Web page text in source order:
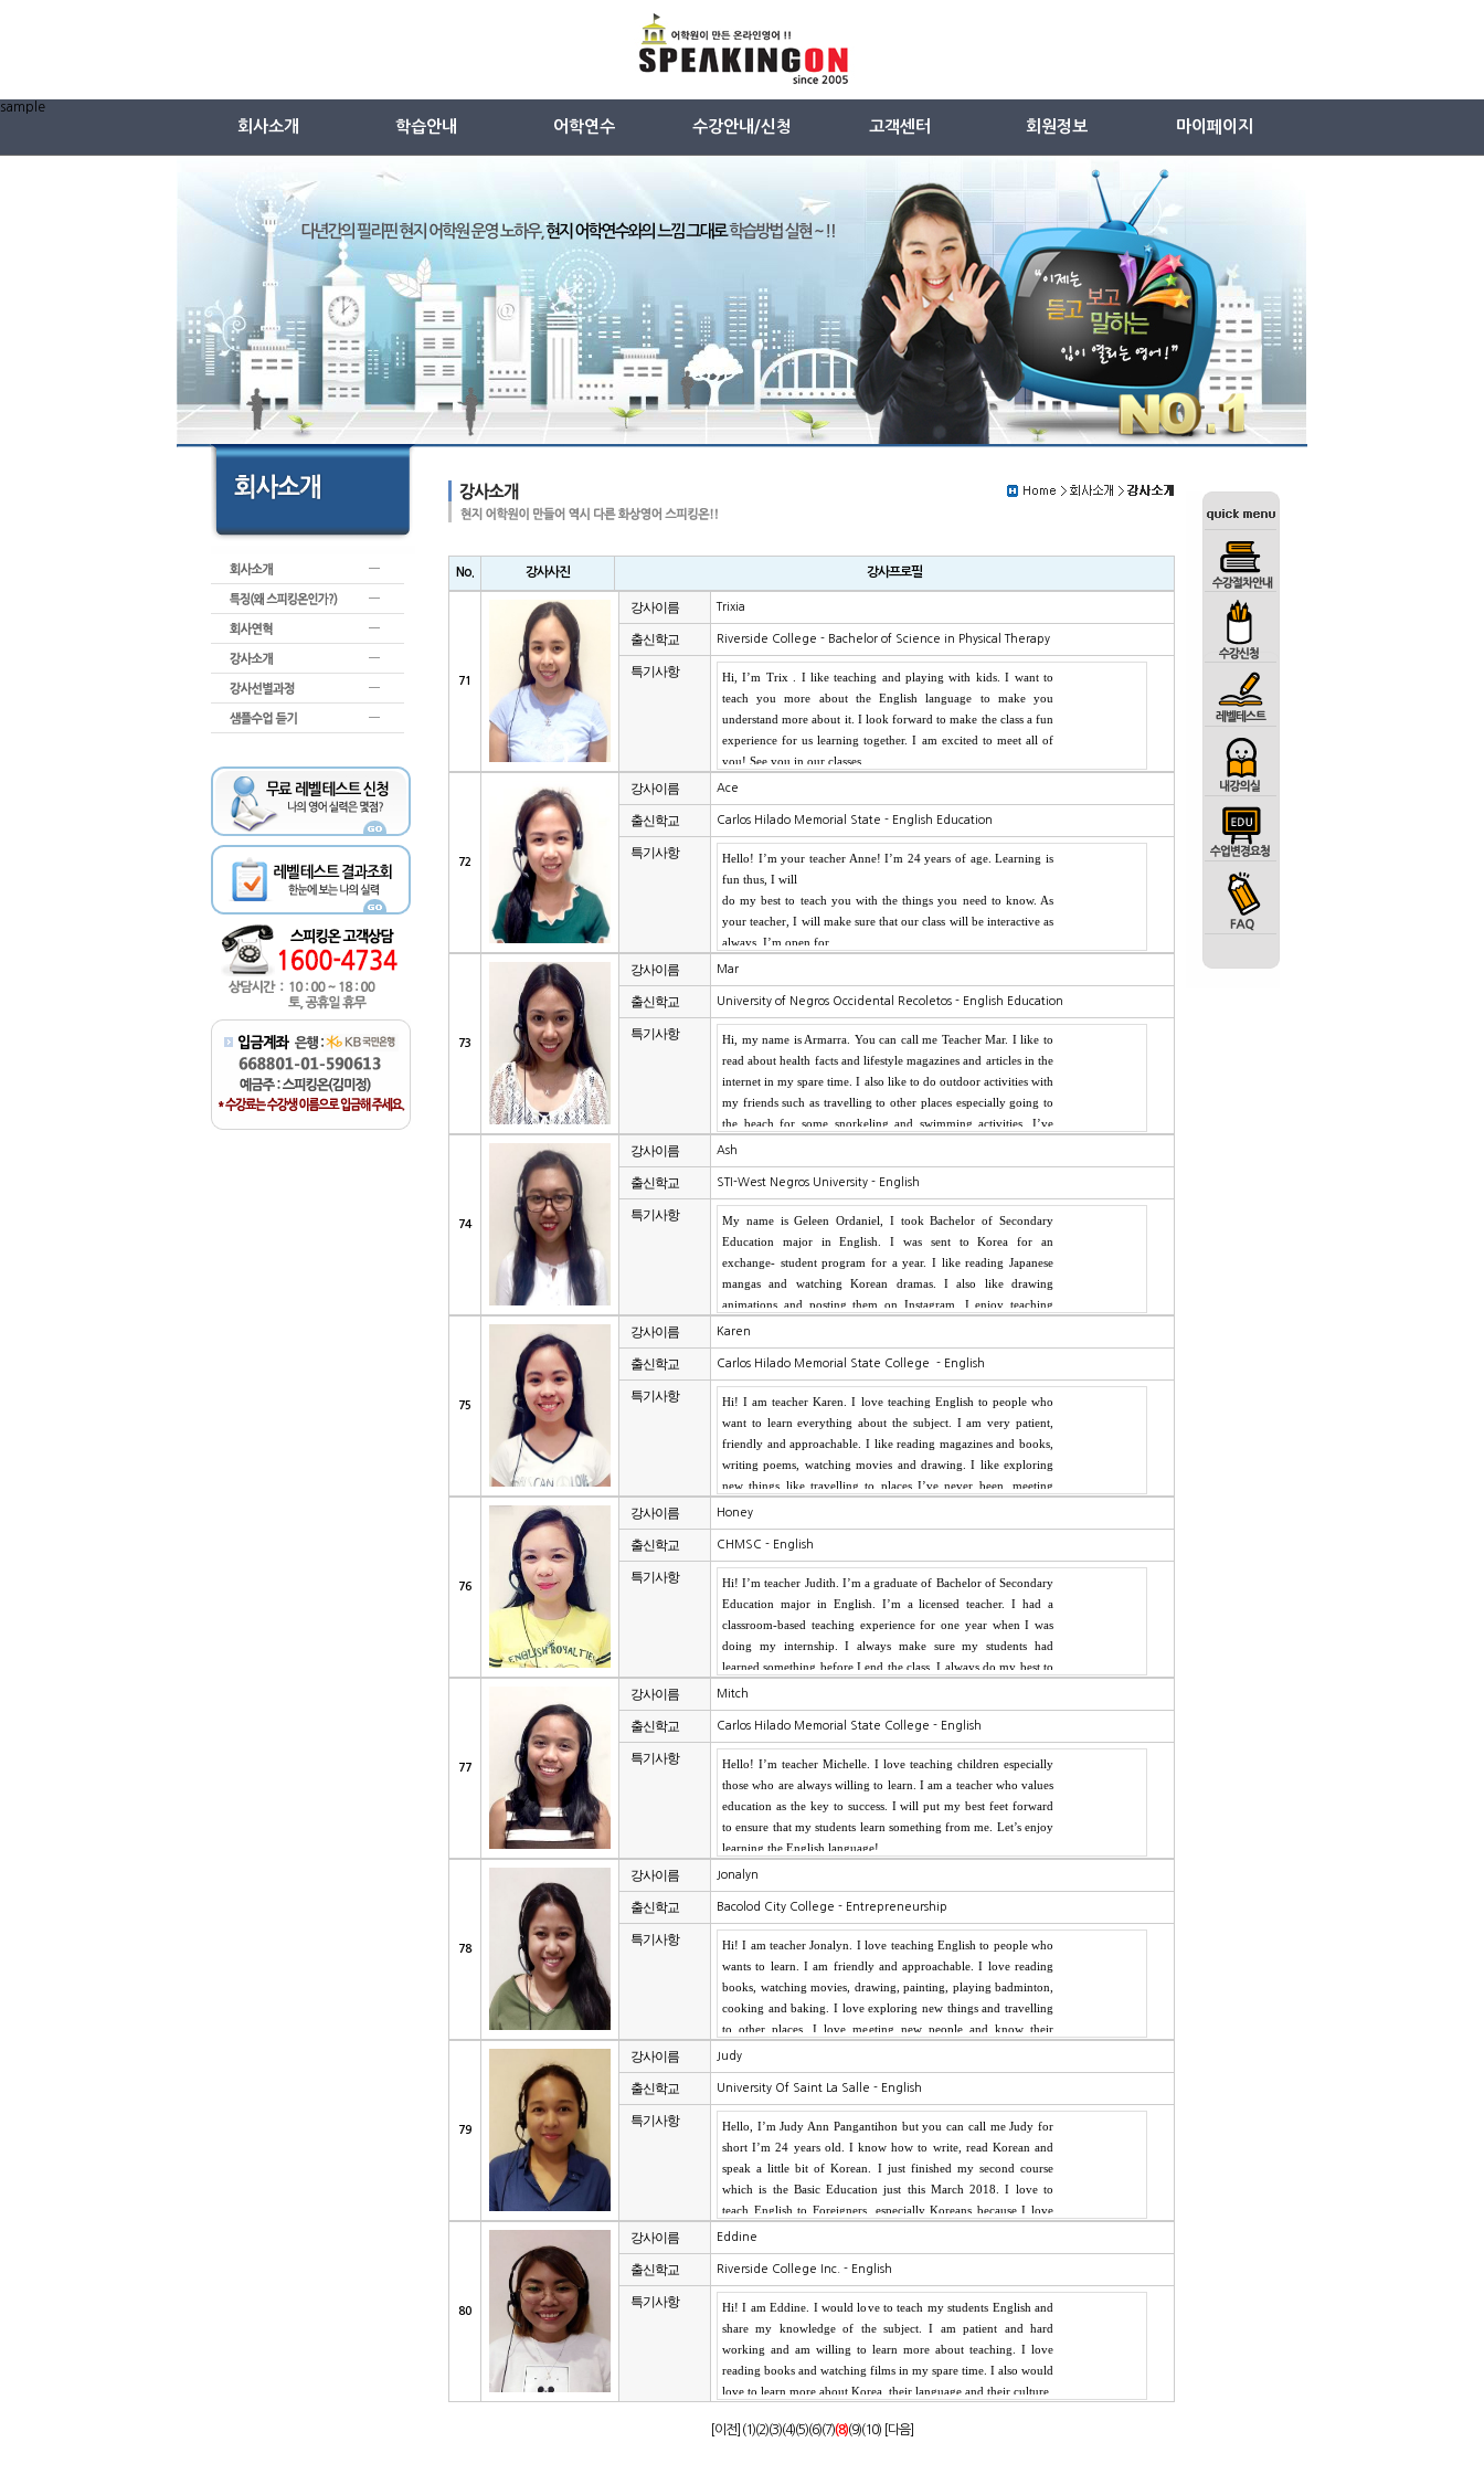
회사소개
특징(왜 스피킹온인가)
강사소개
강사선별과정
샘플수업듣기
학습안내
중국어교재
일본어교재
어학연수
TESOL
주니어캠프
어학원시설안내
수강안내/신청
무료레벨테스트
고객센터
FAQ
1 : 1 게시판(화상외국어)
1 : 1 게시판(어학연수)
프로그램 설치안내
원격지원
회원정보
회원가입
회원정보수정
아이디/비밀번호찾기
회원탈퇴
회원약관
개인정보취급방침
마이페이지
무료레벨테스트
테스트결과보기
수강신청
수강내역(수강/출석확인)
무료영작지도/영어일기
sample
No. 강사사진 강사프로필
71
강사이름 Trixia
출신학교 Riverside College - Bachelor of Science in Physical Therapy
특기사항
72
강사이름 Ace
출신학교 Carlos Hilado Memorial State - English Education
특기사항
73
강사이름 Mar
출신학교 University of Negros Occidental Recoletos - English Education
특기사항
74
강사이름 Ash
출신학교 STI-West Negros University - English
특기사항
75
강사이름 Karen
출신학교 Carlos Hilado Memorial State College - English
특기사항
76
강사이름 Honey
출신학교 CHMSC - English
특기사항
77
강사이름 Mitch
출신학교 Carlos Hilado Memorial State College - English
특기사항
78
강사이름 Jonalyn
출신학교 Bacolod City College - Entrepreneurship
특기사항
79
강사이름 Judy
출신학교 University Of Saint La Salle - English
특기사항
80
강사이름 Eddine
출신학교 Riverside College Inc. - English
특기사항
[이전] (1)(2)(3)(4)(5)(6)(7)(8)(9)(10) [다음]